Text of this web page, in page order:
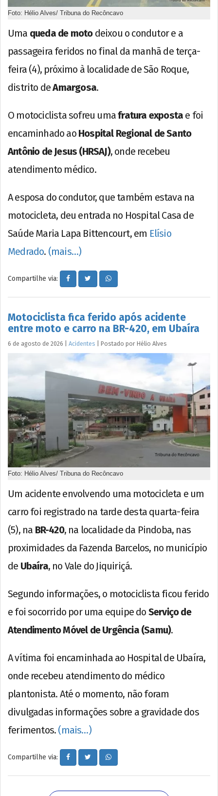
Foto: Hélio Alves/ Tribuna do Recôncavo
Uma queda de motodeixou o condutor e a
passageira feridos no final da manhã de terça-
feira (4), próximo à localidade de São Roque,
distrito deAmargosa.
O motociclista sofreu umafratura exposta e foi
encaminhado ao Hospital Regional de Santo
Antônio de Jesus (HRSAJ), onde recebeu
atendimento médico.
A esposa do condutor, que também estava na
motocicleta, deu entrada no Hospital Casa de
Saúde Maria Lapa Bittencourt, em Elísio
Medrado. (mais…)
Compartilhe via:
Motociclista fica ferido após acidente
entre moto e carro na BR-420, em Ubaíra
6 de agosto de 2026 Acidentes Postado por Hélio Alves
Foto: Hélio Alves/ Tribuna do Recôncavo
Um acidente envolvendo uma motocicleta e um
carro foi registrado na tarde desta quarta-feira
(5), na BR-420, na localidade da Pindoba, nas
proximidades da Fazenda Barcelos, no município
de Ubaíra, no Vale do Jiquiriçá.
Segundo informações, o motociclista ficou ferido
e foi socorrido por uma equipe do Serviço de
Atendimento Móvel de Urgência (Samu).
A vítima foi encaminhada ao Hospital de Ubaíra,
onde recebeu atendimento do médico
plantonista. Até o momento, não foram
divulgadas informações sobre a gravidade dos
ferimentos. (mais…)
Compartilhe via: